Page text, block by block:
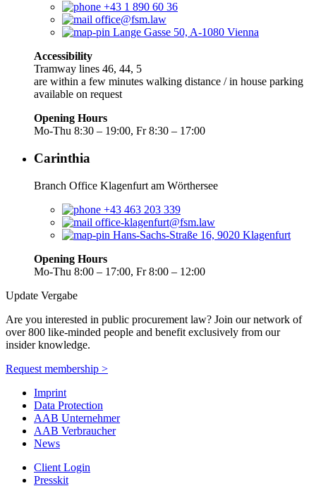
+43 1 890 60 36
office@fsm.law
Lange Gasse 50, A-1080 Vienna
Accessibility
Tramway lines 46, 44, 5
are within a few minutes walking distance / in house parking
available on request
Opening Hours
Mo-Thu 8:30 – 19:00, Fr 8:30 – 17:00
Carinthia
Branch Office Klagenfurt am Wörthersee
+43 463 203 339
office-klagenfurt@fsm.law
Hans-Sachs-Straße 16, 9020 Klagenfurt
Opening Hours
Mo-Thu 8:00 – 17:00, Fr 8:00 – 12:00
Update Vergabe
Are you interested in public procurement law? Join our network of
over 800 like-minded people and benefit exclusively from our
insider knowledge.
Request membership >
Imprint
Data Protection
AAB Unternehmer
AAB Verbraucher
News
Client Login
Presskit